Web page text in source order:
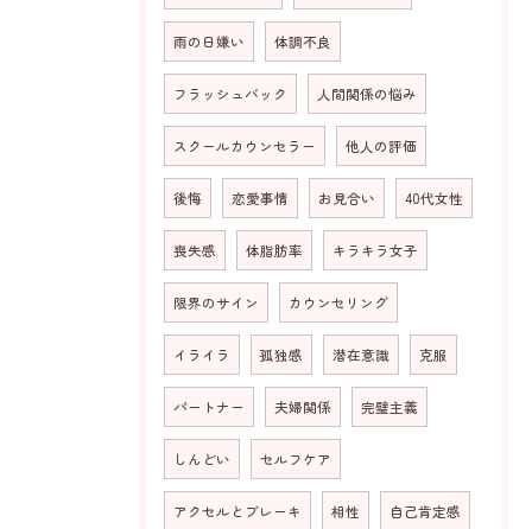
雨の日嫌い 体調不良
フラッシュバック 人間関係の悩み
スクールカウンセラー 他人の評価
後悔 恋愛事情 お見合い 40代女性
喪失感 体脂肪率 キラキラ女子
限界のサイン カウンセリング
イライラ 孤独感 潜在意識 克服
パートナー 夫婦関係 完璧主義
しんどい セルフケア
アクセルとブレーキ 相性 自己肯定感